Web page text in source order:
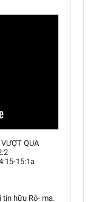
QUA
15:1a
hữu Rô- ma.